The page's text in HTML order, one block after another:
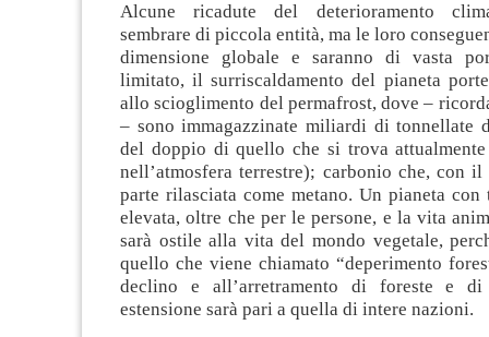
Alcune ricadute del deterioramento
sembrare di piccola entità, ma le loro
dimensione globale e saranno di vasta
limitato, il surriscaldamento del pianeta
allo scioglimento del permafrost, dove –
– sono immagazzinate miliardi di tonnellate
del doppio di quello che si trova attualmente
nell’atmosfera terrestre); carbonio che, con
parte rilasciata come metano. Un pianeta con
elevata, oltre che per le persone, e la vita
sarà ostile alla vita del mondo vegetale,
quello che viene chiamato “deperimento
declino e all’arretramento di foreste e
estensione sarà pari a quella di intere nazioni.